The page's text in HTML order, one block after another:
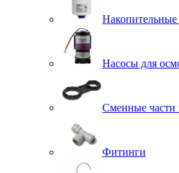
Накопительные
Насосы для
Сменные части
Фитинги